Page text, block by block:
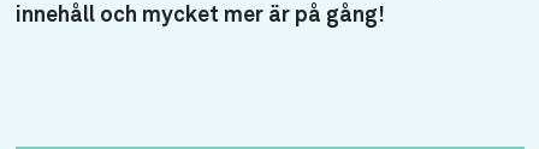
innehåll och mycket mer är på gång!